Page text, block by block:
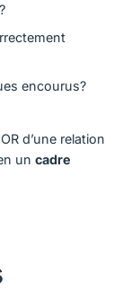
encourus?
d’une relation
un cadre